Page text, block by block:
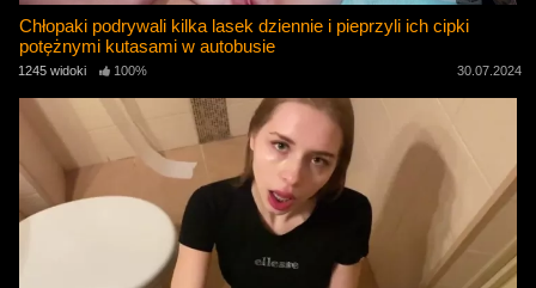
Chłopaki podrywali kilka lasek dziennie i pieprzyli ich cipki
potężnymi kutasami w autobusie
1245 widoki 100% 30.07.2024